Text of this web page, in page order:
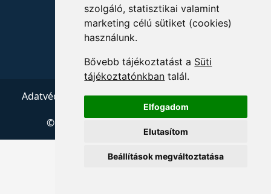
szolgáló, statisztikai valamint
marketing célú sütiket (cookies)
használunk.
Bővebb tájékoztatást a Süti
tájékoztatónkban talál.
Elfogadom
Elutasítom
Beállítások megváltoztatása
info@mprx.hu
Adatvédelem ÁSZF Impresszum
Kapcsolat
© 2026 Copyright: